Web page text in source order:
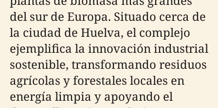
del sur de Europa. Situado cerca de
la ciudad de Huelva, el complejo
ejemplifica la innovación industrial
sostenible, transformando residuos
agrícolas y forestales locales en
energía limpia y apoyando el